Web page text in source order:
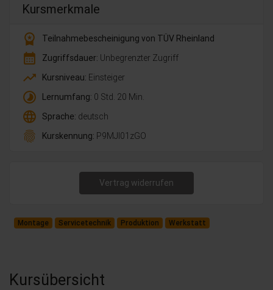
Kursmerkmale
workspace_premium
Teilnahmebescheinigung von TÜV Rheinland
calendar_month Zugriffsdauer: Unbegrenzter Zugriff
trending_up Kursniveau: Einsteiger
timelapse Lernumfang: 0 Std. 20 Min.
language Sprache: deutsch
fingerprint Kurskennung: P9MJl01zGO
Vertrag widerrufen
Montage Servicetechnik Produktion Werkstatt
Kursübersicht